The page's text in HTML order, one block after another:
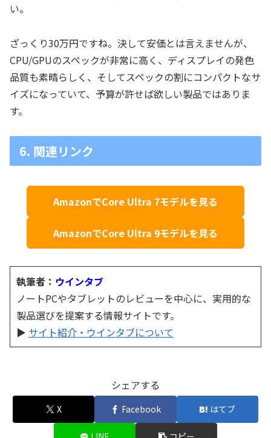
い。
ざっくり30万円ですね。決して安価とは言えませんが、
CPU/GPUのスペックが非常に高く、ディスプレイの発色
品質も素晴らしく、そしてスペックの割にコンパクトなサ
イズになっていて、予算が許せば欲しい製品ではありま
す。
6. 関連リンク
AmazonでCore Ultra 7モデルを見る
AmazonでCore Ultra 9モデルを見る
執筆者： ウインタブ
ノートPCやタブレットのレビューを中心に、実用的な
製品選びを提案する情報サイトです。
▶ サイト紹介・ウインタブについて
シェアする
X Facebook はてブ